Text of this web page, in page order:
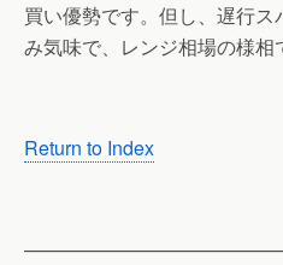
買い優勢です。但し、遅行
み気味で、レンジ相場の様相
Return to Index